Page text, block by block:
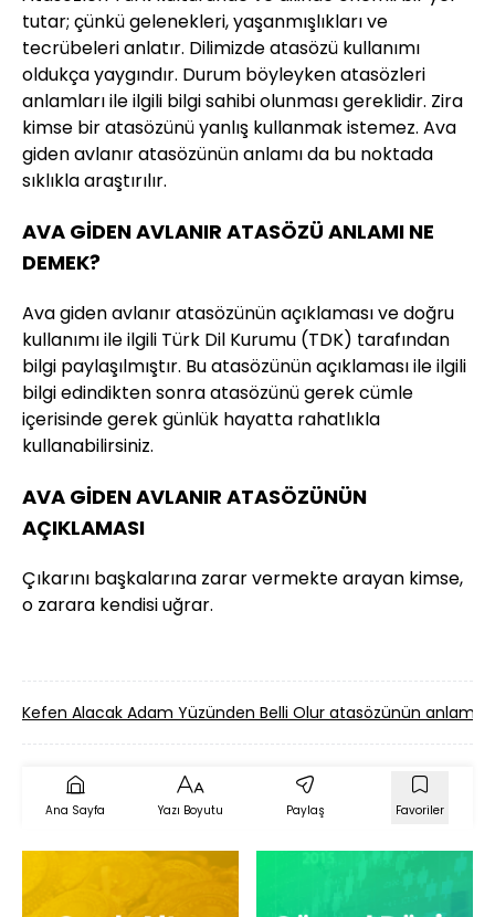
tutar; çünkü gelenekleri, yaşanmışlıkları ve
tecrübeleri anlatır. Dilimizde atasözü kullanımı
oldukça yaygındır. Durum böyleyken atasözleri
anlamları ile ilgili bilgi sahibi olunması gereklidir. Zira
kimse bir atasözünü yanlış kullanmak istemez. Ava
giden avlanır atasözünün anlamı da bu noktada
sıklıkla araştırılır.
AVA GİDEN AVLANIR ATASÖZÜ ANLAMI NE
DEMEK?
Ava giden avlanır atasözünün açıklaması ve doğru
kullanımı ile ilgili Türk Dil Kurumu (TDK) tarafından
bilgi paylaşılmıştır. Bu atasözünün açıklaması ile ilgili
bilgi edindikten sonra atasözünü gerek cümle
içerisinde gerek günlük hayatta rahatlıkla
kullanabilirsiniz.
AVA GİDEN AVLANIR ATASÖZÜNÜN
AÇIKLAMASI
Çıkarını başkalarına zarar vermekte arayan kimse,
o zarara kendisi uğrar.
Kefen Alacak Adam Yüzünden Belli Olur atasözünün anlamı
Ana Sayfa Yazı Boyutu Paylaş Favoriler